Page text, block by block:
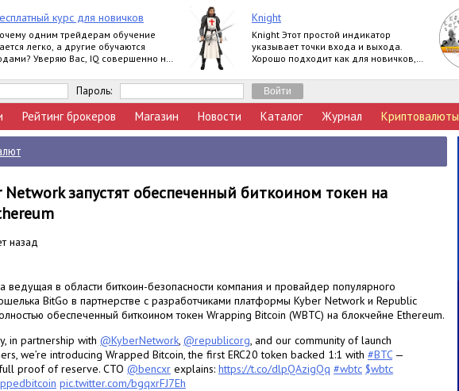
курс для новичков
одним трейдерам обучение
легко, а другие обучаются
Уверяю Вас, IQ совершенно не
Knight
Knight Этот простой индикатор
указывает точки входа и выхода.
Хорошо подходит как для новичков,
работает на
Пароль:
Рейтинг брокеров Магазин Новости Каталог Журнал Криптовалюты
Network запустят обеспеченный биткоином токен на
назад
ведущая в области биткоин-безопасности компания и провайдер популярного
BitGo в партнерстве с разработчиками платформы Kyber Network и Republic
обеспеченный биткоином токен Wrapping Bitcoin (WBTC) на блокчейне Ethereum.
in partnership with @KyberNetwork, @republicorg, and our community of launch
we’re introducing Wrapped Bitcoin, the first ERC20 token backed 1:1 with #BTC—
proof of reserve. CTO @bencxr explains: https://t.co/dlpQAzigQq #wbtc $wbtc
pic.twitter.com/bgqxrFJ7Eh